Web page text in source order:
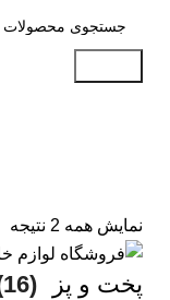
نمایش همه 2 نتیجه
پخت و پز (16)